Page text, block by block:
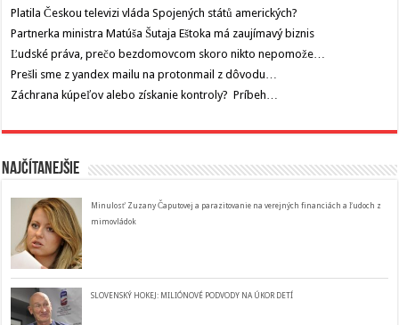
Platila Českou televizi vláda Spojených států amerických?
Partnerka ministra Matúša Šutaja Eštoka má zaujímavý biznis
Ľudské práva, prečo bezdomovcom skoro nikto nepomože…
Prešli sme z yandex mailu na protonmail z dôvodu…
Záchrana kúpeľov alebo získanie kontroly? Príbeh…
Najčítanejšie
Minulosť Zuzany Čaputovej a parazitovanie na verejných financiách a ľudoch z
mimovládok
SLOVENSKÝ HOKEJ: MILIÓNOVÉ PODVODY NA ÚKOR DETÍ